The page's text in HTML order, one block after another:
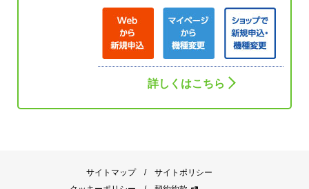
詳しくはこちら
サイトマップ
サイトポリシー